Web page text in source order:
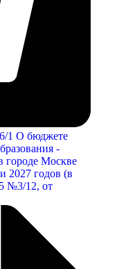
1 О бюджете
-
городе Москве
2027 годов (в
№3/12, от